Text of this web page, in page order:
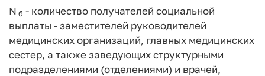
N б - количество получателей социальной
выплаты - заместителей руководителей
медицинских организаций, главных медицинских
сестер, а также заведующих структурными
подразделениями (отделениями) и врачей,